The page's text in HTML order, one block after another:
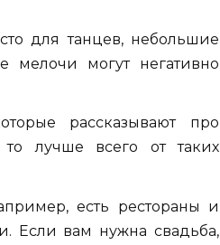
для танцев, небольшие
могут негативно
рассказывают про
то лучше всего от таких
есть рестораны и
Если вам нужна свадьба,